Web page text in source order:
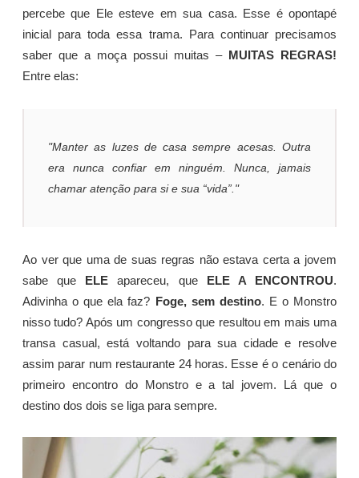
percebe que Ele esteve em sua casa. Esse é opontapé
inicial para toda essa trama. Para continuar precisamos
saber que a moça possui muitas –
MUITAS REGRAS!
Entre elas:
"Manter as luzes de casa sempre acesas. Outra
era nunca confiar em ninguém. Nunca, jamais
chamar atenção para si e sua “vida”."
Ao ver que uma de suas regras não estava certa a jovem
sabe que
ELEapareceu, que ELE A ENCONTROU.
Adivinha o que ela faz?
Foge, sem destino. E o Monstro
nisso tudo? Após um congresso que resultou em mais uma
transa casual, está voltando para sua cidade e resolve
assim parar num restaurante 24 horas. Esse é o cenário do
primeiro encontro do Monstro e a tal jovem. Lá que o
destino dos dois se liga para sempre.